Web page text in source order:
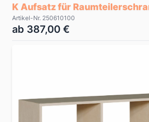
K Aufsatz für
Artikel-Nr. 250610100
ab 387,00 €